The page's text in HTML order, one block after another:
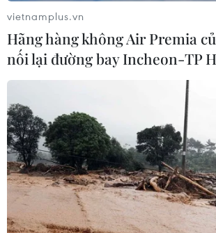
Mưa lớn kéo dài gây thiệt hại khoảng
15 tỷ đồng tại Tuyên Quang
06/08/2026 03:03
Quảng Trị ưu tiên đầu tư hoàn thiện
hệ thống xử lý nước thải cụm công
nghiệp
06/08/2026 03:03
Pháp mở các điểm tắm sông
phục vụ người dân trong mùa Hè
vietnamplus.vn
Hãng hàng không Air Premia
nối lại đường bay Incheon-TP